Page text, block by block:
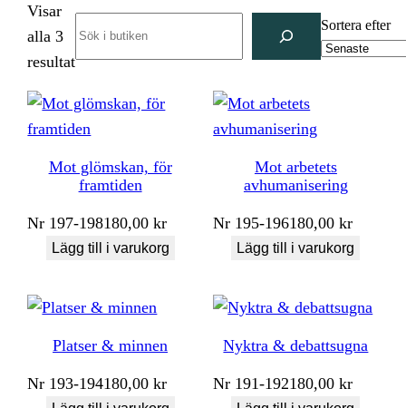
Visar
alla 3
resultatSortera
senaste
Sortera efter
Mot glömskan, för
framtiden
Nr 197-198180,00kr
Lägg till i varukorg
Mot arbetets
avhumanisering
Nr 195-196180,00kr
Lägg till i varukorg
Platser & minnen
Nr 193-194180,00kr
Nyktra & debattsugna
Nr 191-192180,00kr